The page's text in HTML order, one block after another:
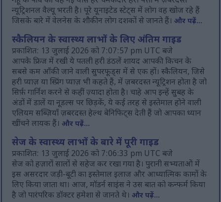
न्यूट्रिशनल वैल्यू भरती है। पूरे यूनाइटेड स्टेट्स में लोग वह खोज रहे हैं
जिसके बारे में वेलनेस के शौकीन लोग दशकों से जानते हैं।और पढ़ें...
स्कैलियन के स्वास्थ्य लाभों के लिए अंतिम गाइड
प्रकाशित: 13 जुलाई 2026 को 7:07:57 pm UTC बजे
आपके फ्रिज में रखी ये पतली हरी डंठलें शायद आपकी किचन के
सबसे कम आँकी जाने वाली सुपरफूड्स में से एक हों। स्कैलियन, जिसे
हरी प्याज़ या स्प्रिंग प्याज़ भी कहते हैं, में ज़बरदस्त न्यूट्रिशन होता है जो
सिर्फ़ गार्निश करने से कहीं ज़्यादा होता है। चाहे आप इन्हें सुबह के
अंडों में डालें या नूडल्स पर छिड़कें, ये कई तरह से इस्तेमाल होने वाली
एलियम सब्ज़ियाँ ज़बरदस्त हेल्थ बेनिफिट्स देती हैं जो आपका ध्यान
खींचने लायक हैं।और पढ़ें...
सेज के स्वास्थ्य लाभों के बारे में पूरी गाइड
प्रकाशित: 13 जुलाई 2026 को 7:06:33 pm UTC बजे
सेज को हज़ारों सालों से सहेज कर रखा गया है। पुरानी सभ्यताओं में
इस असरदार जड़ी-बूटी का इस्तेमाल इलाज और आध्यात्मिक कामों के
लिए किया जाता था। आज, मॉडर्न साइंस ने उस बात को कन्फर्म किया
है जो पारंपरिक डॉक्टर हमेशा से जानते थे।और पढ़ें...